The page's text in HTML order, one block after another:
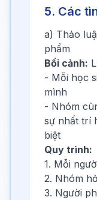
5. Các
a) Thảo
phẩm
Bối cảnh:
- Mỗi học
mình
- Nhóm
sự nhất trí
biệt
Quy trình:
1. Mỗi
2. Nhóm
3. Người